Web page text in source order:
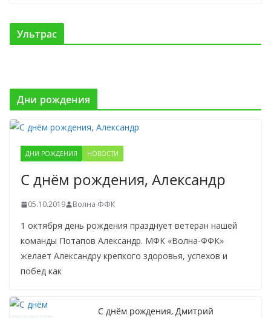
Ультрас
Дни рождения
ДНИ РОЖДЕНИЯ НОВОСТИ
С днём рождения, Александр
05.10.2019 Волна ФФК
1 октября день рождения празднует ветеран нашей
команды Потапов Александр. МФК «Волна-ФФК»
желает Александру крепкого здоровья, успехов и
побед как
С днём рождения, Дмитрий